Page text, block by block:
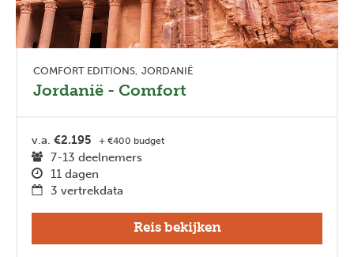
COMFORT EDITIONS JORDANIË
Jordanië - Comfort
v.a. €2.195 + €400 budget
7-13 deelnemers
11 dagen
3 vertrekdata
Reis bekijken